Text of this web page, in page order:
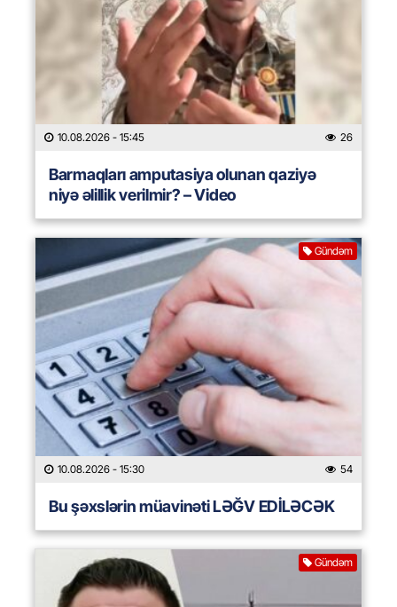
10.08.2026 - 15:45 26
Barmaqları amputasiya olunan qaziyə
niyə əlillik verilmir? – Video
Gündəm
10.08.2026 - 15:30 54
Bu şəxslərin müavinəti LƏĞV EDİLƏCƏK
Gündəm